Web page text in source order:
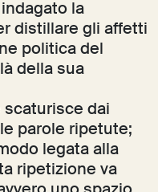
indagato la
distillare gli affetti
politica del
della sua
scaturisce dai
parole ripetute;
legata alla
ripetizione va